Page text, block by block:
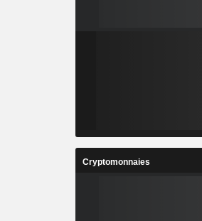
Cryptomonnaies